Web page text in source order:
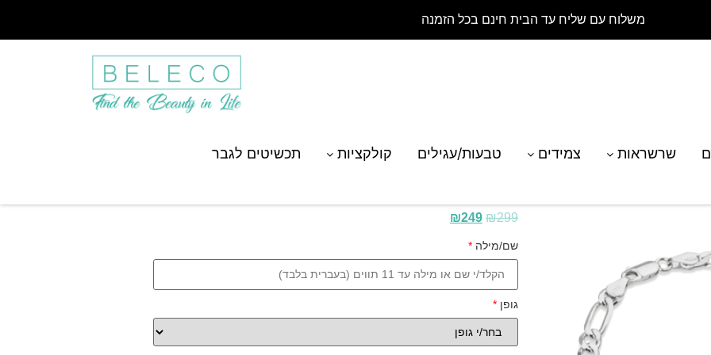
משלוח עם שליח עד הבית חינם בכל הזמנה
שרשראות צמידים טבעות/עגילים קולקציות תכשיטים לגבר לגבר עם חריטה אישית
₪299
₪249
שם/מילה*
גופן*